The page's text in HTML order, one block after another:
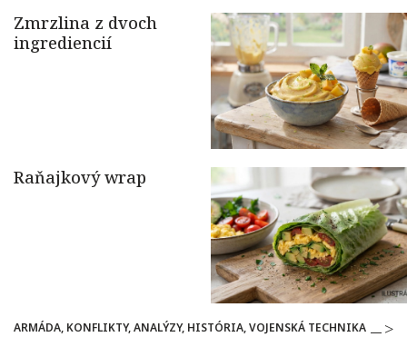
ARMÁDA, KONFLIKTY, ANALÝZY, HISTÓRIA, VOJENSKÁ TECHNIKA